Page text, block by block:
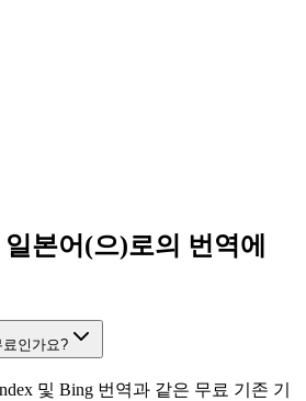
본어(으)로의 번역에
인가요?
및 Bing 번역과 같은 무료 기존 기